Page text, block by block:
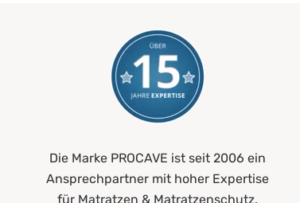
Die Marke PROCAVE ist seit 2006 ein
Ansprechpartner mit hoher Expertise
für Matratzen & Matratzenschutz.